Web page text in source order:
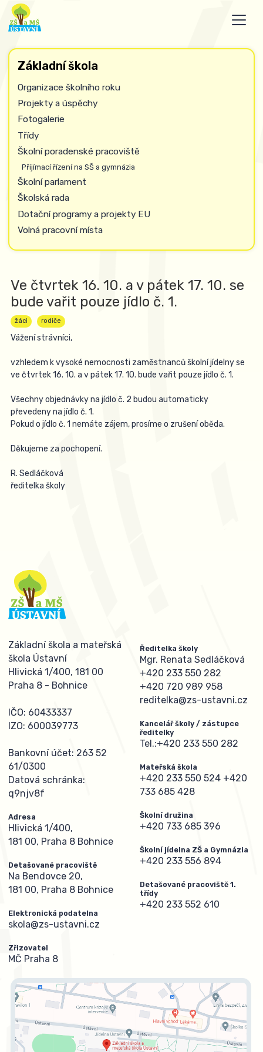
Základní škola
Organizace školního roku
Projekty a úspěchy
Fotogalerie
Třídy
Školní poradenské pracoviště
Přijímací řízení na SŠ a gymnázia
Školní parlament
Školská rada
Dotační programy a projekty EU
Volná pracovní místa
Ve čtvrtek 16. 10. a v pátek 17. 10. se
bude vařit pouze jídlo č. 1.
žáci rodiče
Vážení strávníci,
vzhledem k vysoké nemocnosti zaměstnanců školní jídelny se
ve čtvrtek 16. 10. a v pátek 17. 10. bude vařit pouze jídlo č. 1.
Všechny objednávky na jídlo č. 2 budou automaticky
převedeny na jídlo č. 1.
Pokud o jídlo č. 1 nemáte zájem, prosíme o zrušení oběda.
Děkujeme za pochopení.
R. Sedláčková
ředitelka školy
Základní škola a mateřská
škola Ústavní
Hlivická 1/400, 181 00
Praha 8 - Bohnice
IČO: 60433337
IZO: 600039773
Bankovní účet: 263 52
61/0300
Datová schránka:
q9njv8f
Adresa
Hlivická 1/400,
181 00, Praha 8 Bohnice
Detašované pracoviště
Na Bendovce 20,
181 00, Praha 8 Bohnice
Elektronická podatelna
skola@zs-ustavni.cz
Zřizovatel
MČ Praha 8
Ředitelka školy
Mgr. Renata Sedláčková
+420 233 550 282
+420 720 989 958
reditelka@zs-ustavni.cz
Kancelář školy / zástupce
ředitelky
Tel.:+420 233 550 282
Mateřská škola
+420 233 550 524 +420
733 685 428
Školní družina
+420 733 685 396
Školní jídelna ZŠ a Gymnázia
+420 233 556 894
Detašované pracoviště 1.
třídy
+420 233 552 610